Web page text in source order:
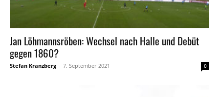
Jan Löhmannsröben: Wechsel nach Halle und Debüt
gegen 1860?
Stefan Kranzberg - 7. September 2021 0